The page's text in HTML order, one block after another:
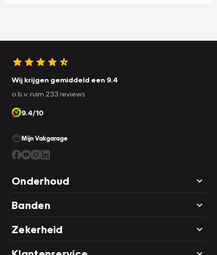
Wij krijgen gemiddeld een 9.4
o.b.v. ruim 233 reviews
9.4/10
Mijn Vakgarage
Onderhoud
Banden
Zekerheid